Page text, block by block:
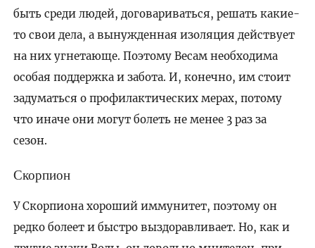
быть среди людей, договариваться, решать какие-
то свои дела, а вынужденная изоляция действует
на них угнетающе. Поэтому Весам необходима
особая поддержка и забота. И, конечно, им стоит
задуматься о профилактических мерах, потому
что иначе они могут болеть не менее 3 раз за
сезон.
Скорпион
У Скорпиона хороший иммунитет, поэтому он
редко болеет и быстро выздоравливает. Но, как и